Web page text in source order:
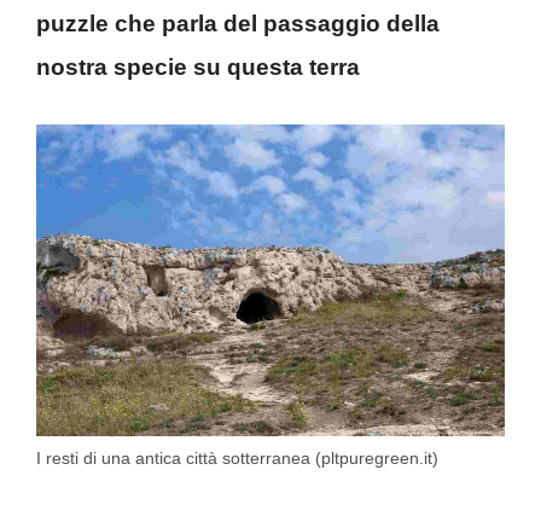
puzzle che parla del passaggio della
nostra specie su questa terra
I resti di una antica città sotterranea (pltpuregreen.it)